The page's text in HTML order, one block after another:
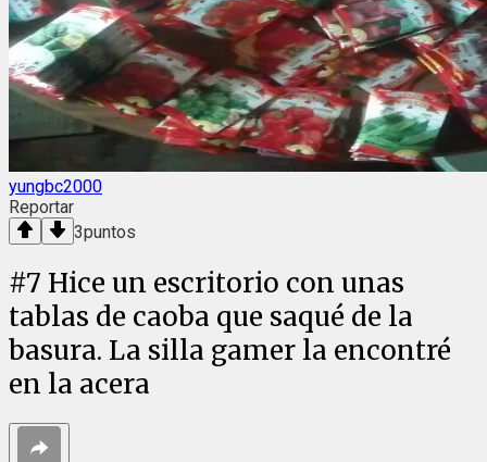
yungbc2000
Reportar
3puntos
#7 Hice un escritorio con unas
tablas de caoba que saqué de la
basura. La silla gamer la encontré
en la acera